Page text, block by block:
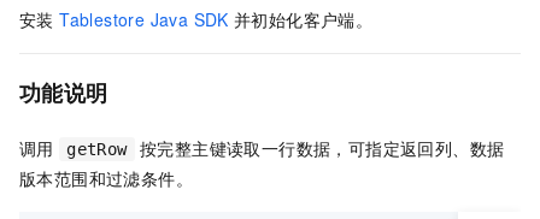
安装Tablestore Java SDK 并初始化客户端。
功能说明
调用 getRow
按完整主键读取一行数据，可指定返回列、数据
版本范围和过滤条件。